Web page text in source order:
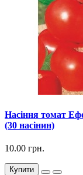
Насіння томат
(30 насінин)
10.00 грн.
Купити